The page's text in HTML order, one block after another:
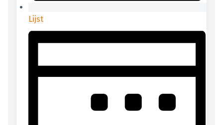
Lijst